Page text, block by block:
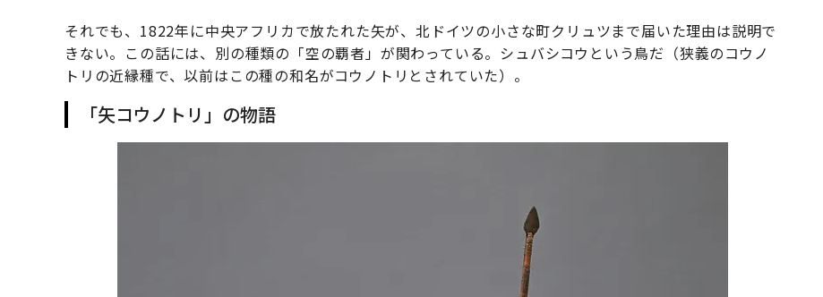
それでも、1822年に中央アフリカで放たれた矢が、北ドイツの小さな町クリュツまで届いた理由は説明で
きない。この話には、別の種類の「空の覇者」が関わっている。シュバシコウという鳥だ（狭義のコウノ
トリの近縁種で、以前はこの種の和名がコウノトリとされていた）。
「矢コウノトリ」の物語